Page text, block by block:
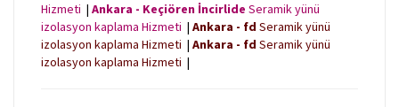
Hizmeti | Ankara - Keçiören İncirlide Seramik yünü
izolasyon kaplama Hizmeti | Ankara - fd Seramik yünü
izolasyon kaplama Hizmeti | Ankara - fd Seramik yünü
izolasyon kaplama Hizmeti |